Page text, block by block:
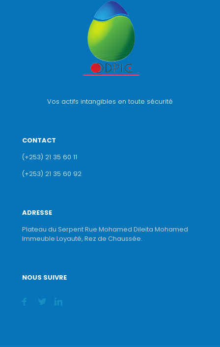
Vos actifs intangibles en toute sécurité
CONTACT
(+253) 21 35 60 11
(+253) 21 35 60 92
ADRESSE
Plateau du Serpent Rue Mohamed Dileita Mohamed
Immeuble Loyauté, Rez de Chaussée.
NOUS SUIVRE